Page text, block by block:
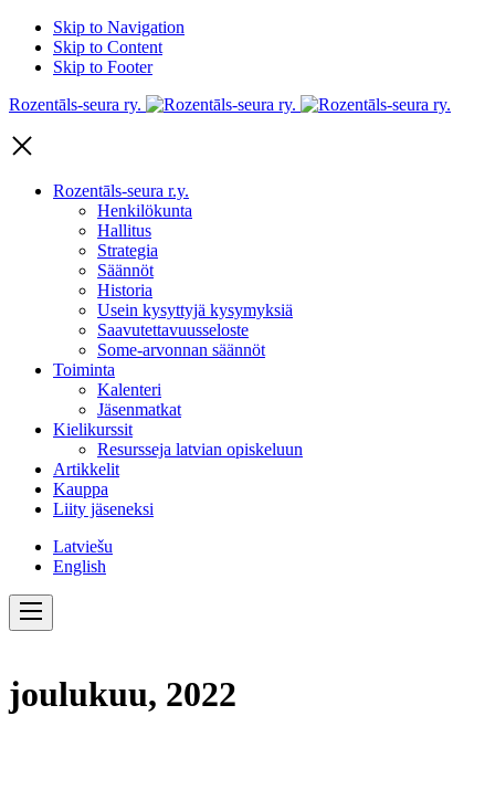
Skip to Navigation
Skip to Content
Skip to Footer
Rozentāls-seura ry.
Rozentāls-seura r.y.
Henkilökunta
Hallitus
Strategia
Säännöt
Historia
Usein kysyttyjä kysymyksiä
Saavutettavuusseloste
Some-arvonnan säännöt
Toiminta
Kalenteri
Jäsenmatkat
Kielikurssit
Resursseja latvian opiskeluun
Artikkelit
Kauppa
Liity jäseneksi
Latviešu
English
joulukuu, 2022